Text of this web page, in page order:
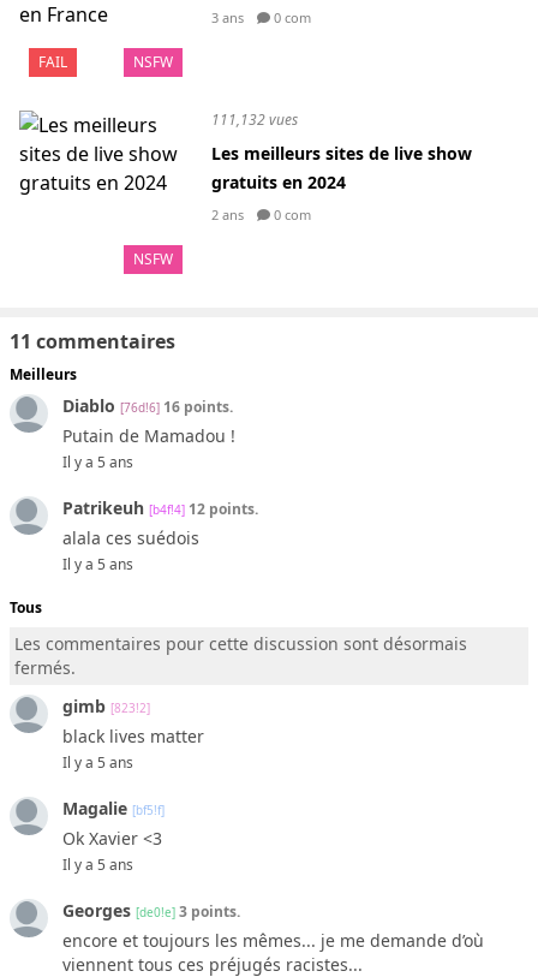
FAIL NSFW
3 ans 0 com
NSFW
111,132 vues
Les meilleurs sites de live show
gratuits en 2024
2 ans 0 com
11 commentaires
Meilleurs
Diablo [76d!6] 16 points.
Putain de Mamadou !
Il y a 5 ans
Patrikeuh [b4f!4] 12 points.
alala ces suédois
Il y a 5 ans
Tous
Les commentaires pour cette discussion sont désormais
fermés.
gimb [823!2]
black lives matter
Il y a 5 ans
Magalie [bf5!f]
Ok Xavier <3
Il y a 5 ans
Georges [de0!e] 3 points.
encore et toujours les mêmes... je me demande d’où
viennent tous ces préjugés racistes...